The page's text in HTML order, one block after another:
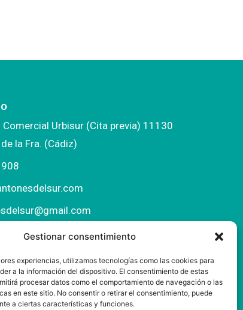
Gestionar consentimiento
experiencias, utilizamos tecnologías como las cookies para
a la información del dispositivo. El consentimiento de estas
procesar datos como el comportamiento de navegación o las
en este sitio. No consentir o retirar el consentimiento, puede
a ciertas características y funciones.
Comercial Urbisur (Cita previa) 11130
la Fra. (Cádiz)